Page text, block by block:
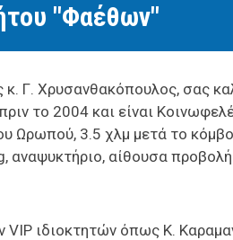
"Φαέθων"
Γ. Χρυσανθακόπουλος, σας
το 2004 και είναι
Ωρωπού, 3.5 χλμ μετά το
αναψυκτήριο, αίθουσα
ιδιοκτητών όπως Κ.